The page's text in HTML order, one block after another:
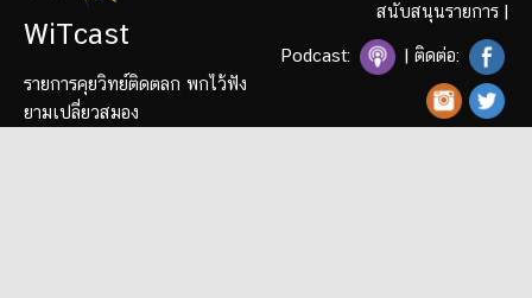
WiTcast
รายการคุยวิทย์ติดตลก พกไว้ฟัง
ยามเปลี่ยวสมอง
สนับสนุนรายการ |
Podcast: | ติดต่อ: